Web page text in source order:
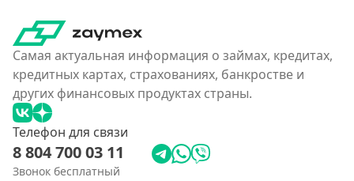
Самая актуальная информация о займах, кредитах,
кредитных картах, страхованиях, банкростве и
других финансовых продуктах страны.
Телефон для связи
8 804 700 03 11
Звонок бесплатный